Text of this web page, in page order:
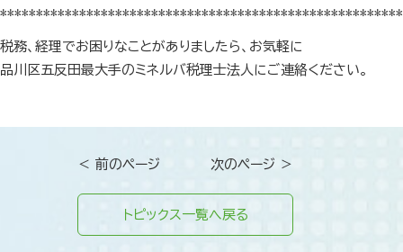
税務、経理でお困りなことがありましたら、お気軽に
品川区五反田最大手のミネルバ税理士法人にご連絡ください。
＜ 前のページ 次のページ ＞
トピックス一覧へ戻る